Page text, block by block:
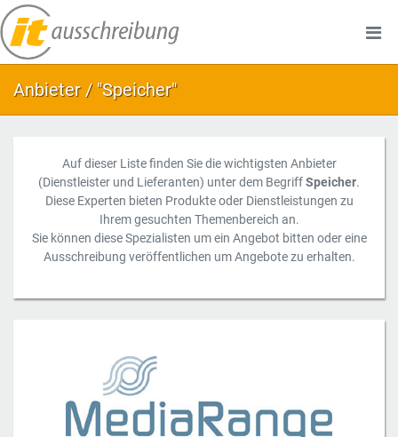
Anbieter / "Speicher"
Auf dieser Liste finden Sie die wichtigsten Anbieter
(Dienstleister und Lieferanten) unter dem BegriffSpeicher.
Diese Experten bieten Produkte oder Dienstleistungen zu
Ihrem gesuchten Themenbereich an.
Sie können diese Spezialisten um ein Angebot bitten oder eine
Ausschreibung veröffentlichen um Angebote zu erhalten.